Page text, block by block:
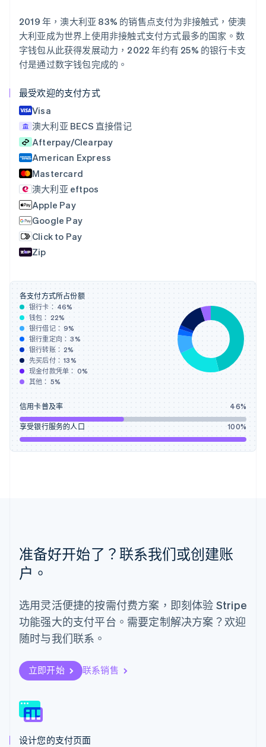
2019 年，澳大利亚 83% 的销售点支付为非接触式，使澳
大利亚成为世界上使用非接触式支付方式最多的国家。数
字钱包从此获得发展动力，2022 年约有 25% 的银行卡支
付是通过数字钱包完成的。
最受欢迎的支付方式
Visa
澳大利亚 BECS 直接借记
Afterpay/Clearpay
American Express
Mastercard
澳大利亚 eftpos
Apple Pay
Google Pay
Click to Pay
Zip
各支付方式所占份额
银行卡： 46%
钱包： 22%
银行借记：9%
银行重定向：3%
银行转账：2%
先买后付：13%
现金付款凭单： 0%
其他： 5%
信用卡普及率 46%
享受银行服务的人口 100%
准备好开始了？联系我们或创建账
户。
选用灵活便捷的按需付费方案，即刻体验 Stripe
功能强大的支付平台。需要定制解决方案？欢迎
随时与我们联系。
立即开始 联系销售
设计您的支付页面
澳大利亚
English
巴西
PortuguêsEnglish
保加利亚
比利时
波兰
English
丹麦
English
德国
DeutschEnglish
法国
FrançaisEnglish
芬兰
EnglishSvenska
荷兰
Nederlands
加拿大
捷克
English
克罗地亚
EnglishItaliano
拉脱维亚
English
立陶宛
English
列支敦士登
卢森堡
罗马尼亚
English
马尔他
挪威
English
葡萄牙
日本
日本語English
瑞典
SvenskaEnglish
瑞士
塞浦路斯
English
English
斯洛文尼亚
泰国